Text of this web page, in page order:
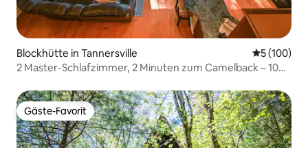
Blockhütte in Tannersville
5 (100)
2 Master-Schlafzimmer, 2 Minuten zum Camelback – 10
Gäste-Favorit
Gäste-Favorit